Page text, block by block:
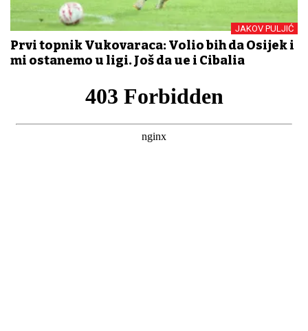
JAKOV PULJIĆ
Prvi topnik Vukovaraca: Volio bih da Osijek i
mi ostanemo u ligi. Još da uđe i Cibalia